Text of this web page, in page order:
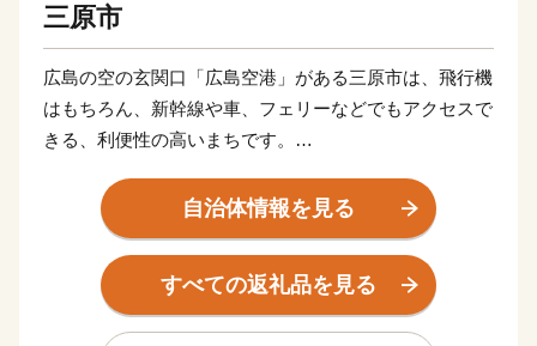
三原市
広島の空の玄関口「広島空港」がある三原市は、飛行機
はもちろん、新幹線や車、フェリーなどでもアクセスで
きる、利便性の高いまちです。
然豊かな景色に加え、小早川隆景が築城した三原城跡や
寺社仏閣などの多くの歴史的景観が残るほか、お祭りな
どのイベントも多く、四季折々に開催される４大祭りは
毎年大いに盛り上がりを見せます。
自治体情報を見る
すべての返礼品を見る